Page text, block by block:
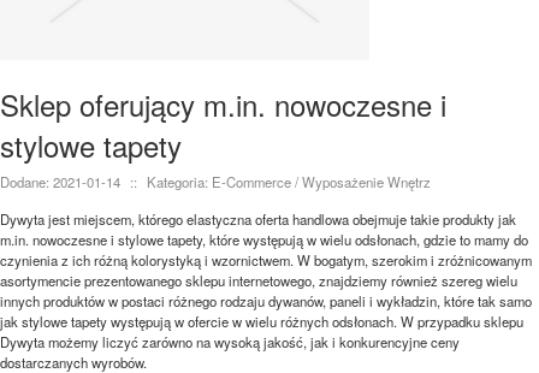
Sklep oferujący m.in. nowoczesne i
stylowe tapety
Dodane: 2021-01-14 ::
Kategoria: E-Commerce / Wyposażenie Wnętrz
Dywyta jest miejscem, którego elastyczna oferta handlowa obejmuje takie produkty jak
m.in. nowoczesne i stylowe tapety, które występują w wielu odsłonach, gdzie to mamy do
czynienia z ich różną kolorystyką i wzornictwem. W bogatym, szerokim i zróżnicowanym
asortymencie prezentowanego sklepu internetowego, znajdziemy również szereg wielu
innych produktów w postaci różnego rodzaju dywanów, paneli i wykładzin, które tak samo
jak stylowe tapety występują w ofercie w wielu różnych odsłonach. W przypadku sklepu
Dywyta możemy liczyć zarówno na wysoką jakość, jak i konkurencyjne ceny
dostarczanych wyrobów.